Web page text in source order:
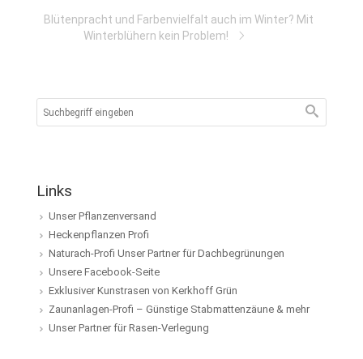
Blütenpracht und Farbenvielfalt auch im Winter? Mit
Winterblühern kein Problem!
Links
Unser Pflanzenversand
Heckenpflanzen Profi
Naturach-Profi Unser Partner für Dachbegrünungen
Unsere Facebook-Seite
Exklusiver Kunstrasen von Kerkhoff Grün
Zaunanlagen-Profi – Günstige Stabmattenzäune & mehr
Unser Partner für Rasen-Verlegung